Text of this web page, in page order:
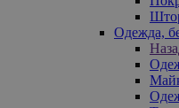
Одежда,